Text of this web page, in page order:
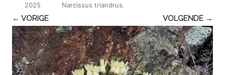
2025
Narcissus triandrus.
← VORIGE VOLGENDE →